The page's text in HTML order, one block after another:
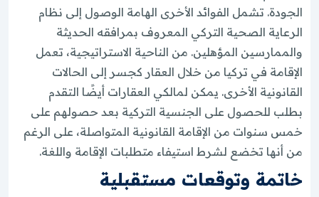
الجودة. تشمل الفوائد الأخرى الهامة الوصول إلى نظام
الرعاية الصحية التركي المعروف بمرافقه الحديثة
والممارسين المؤهلين. من الناحية الاستراتيجية، تعمل
الإقامة في تركيا من خلال العقار كجسر إلى الحالات
القانونية الأخرى. يمكن لمالكي العقارات أيضًا التقدم
بطلب للحصول على الجنسية التركية بعد حصولهم على
خمس سنوات من الإقامة القانونية المتواصلة، على الرغم
من أنها تخضع لشرط استيفاء متطلبات الإقامة واللغة.
خاتمة وتوقعات مستقبلية